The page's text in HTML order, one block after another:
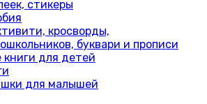
стикеры
кросворды,
буквари и прописи
для детей
для малышей